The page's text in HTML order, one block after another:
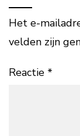
Het e-
velden zijn
Reactie *